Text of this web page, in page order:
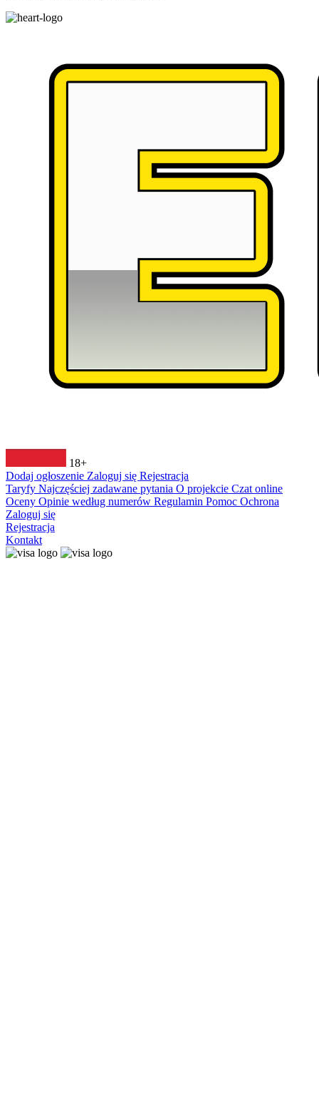
18+
Dodaj ogłoszenie Zaloguj się Rejestracja
Taryfy Najczęściej zadawane pytania O projekcie Czat online
Oceny Opinie według numerów Regulamin Pomoc Ochrona
Zaloguj się
Rejestracja
Kontakt